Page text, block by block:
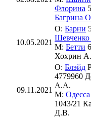
Флорина
Багрина
10.05.2021
О: Барни
М: Бетти
Хохрин
09.11.2021
О: Блэйд
4779960
А.А.
М: Одесса
1043/21
Д.В.